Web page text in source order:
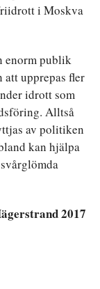
i Moskva
enorm publik
upprepas fler
idrott som
Alltså
av politiken
kan hjälpa
2017